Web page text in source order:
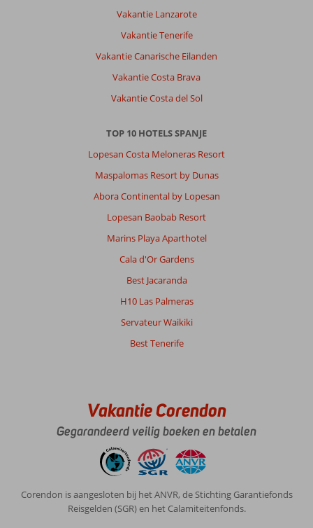
Vakantie Lanzarote
Vakantie Tenerife
Vakantie Canarische Eilanden
Vakantie Costa Brava
Vakantie Costa del Sol
TOP 10 HOTELS SPANJE
Lopesan Costa Meloneras Resort
Maspalomas Resort by Dunas
Abora Continental by Lopesan
Lopesan Baobab Resort
Marins Playa Aparthotel
Cala d'Or Gardens
Best Jacaranda
H10 Las Palmeras
Servateur Waikiki
Best Tenerife
Vakantie Corendon
Gegarandeerd veilig boeken en betalen
Corendon is aangesloten bij het ANVR, de Stichting Garantiefonds
Reisgelden (SGR) en het Calamiteitenfonds.